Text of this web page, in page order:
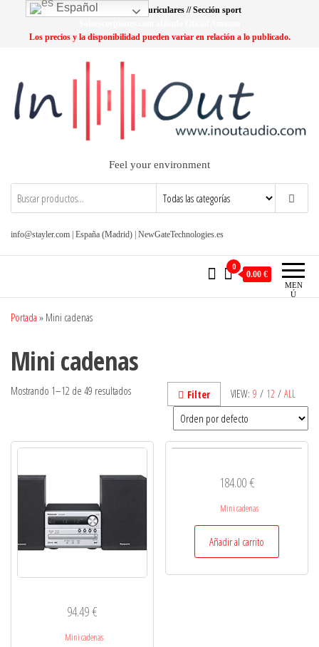
contenido
Lo más buscado: Auriculares // Sección sport
Los precios y la disponibilidad pueden variar en relación a lo publicado.
Feel your environment
info@stayler.com | España (Madrid) | NewGateTechnologies.es
MEN
Ú
0
0.00 €
Portada » Mini cadenas
Mini cadenas
VIEW: 9 / 12 / ALL
Filter
Mostrando 1–12 de 49 resultados
94.49 €
Mini cadenas
184.00 €
Mini cadenas
Añadir al carrito
Español